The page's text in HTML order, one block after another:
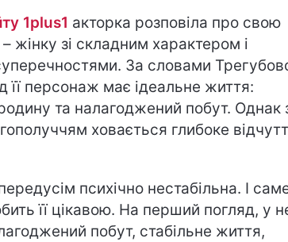
1plus1 акторка розповіла про свою
жінку зі складним характером і
За словами
її персонаж має ідеальне життя:
родину та налагоджений побут. Однак
ховається глибоке
психічно нестабільна. І
її цікавою. На перший погляд, у
побут, стабільне життя,